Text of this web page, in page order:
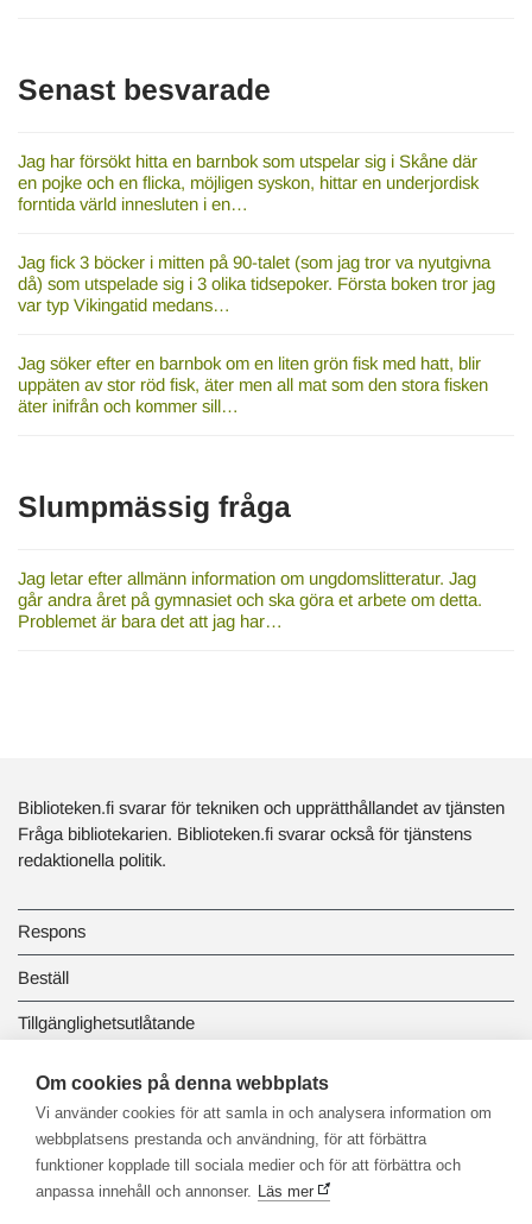
Senast besvarade
Jag har försökt hitta en barnbok som utspelar sig i Skåne där
en pojke och en flicka, möjligen syskon, hittar en underjordisk
forntida värld innesluten i en…
Jag fick 3 böcker i mitten på 90-talet (som jag tror va nyutgivna
då) som utspelade sig i 3 olika tidsepoker. Första boken tror jag
var typ Vikingatid medans…
Jag söker efter en barnbok om en liten grön fisk med hatt, blir
uppäten av stor röd fisk, äter men all mat som den stora fisken
äter inifrån och kommer sill…
Slumpmässig fråga
Jag letar efter allmänn information om ungdomslitteratur. Jag
går andra året på gymnasiet och ska göra et arbete om detta.
Problemet är bara det att jag har…
Biblioteken.fi svarar för tekniken och upprätthållandet av tjänsten
Fråga bibliotekarien. Biblioteken.fi svarar också för tjänstens
redaktionella politik.
Respons
Beställ
Tillgänglighetsutlåtande
Dataskydd och registerbeskrivningar
Länkbiblioteket
Om cookies på denna webbplats
Vi använder cookies för att samla in och analysera information om
webbplatsens prestanda och användning, för att förbättra
funktioner kopplade till sociala medier och för att förbättra och
anpassa innehåll och annonser. Läs mer